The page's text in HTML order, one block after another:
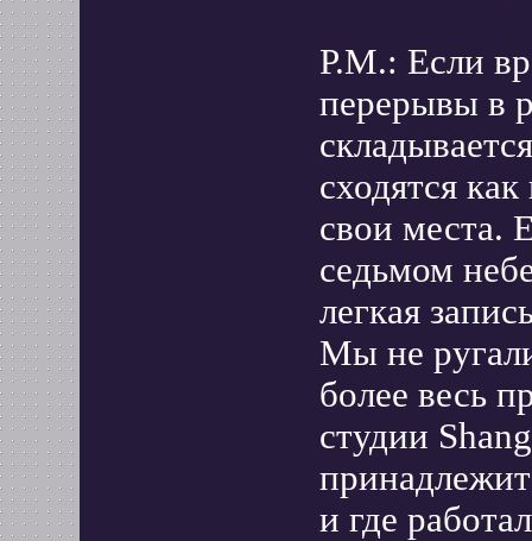
Р.М.: Если
перерывы в
сходятся
свои места.
седьмом
легкая
Мы не
более весь
студии
и где